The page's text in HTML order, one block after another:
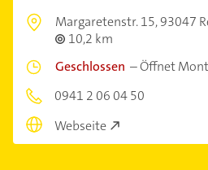
Margaretenstr. 15,93047
10,2 km
Geschlossen –Öffnet
0941 2 06 04 50
Webseite